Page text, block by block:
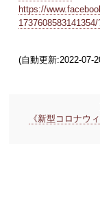
https://
(自動更新:2022-07-
《新型コロナウ